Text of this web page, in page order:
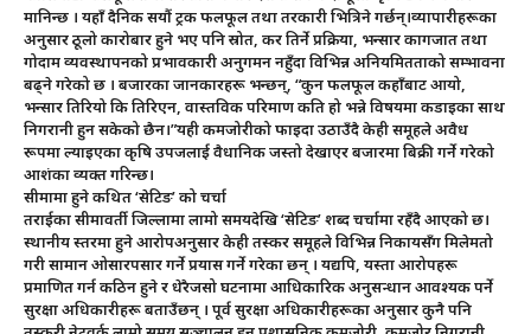
मानिन्छ । यहाँ दैनिक सयौं ट्रक फलफूल तथा तरकारी भित्रिने गर्छन्।व्यापारीहरूका
अनुसार ठूलो कारोबार हुने भए पनि स्रोत, कर तिर्ने प्रक्रिया, भन्सार कागजात तथा
गोदाम व्यवस्थापनको प्रभावकारी अनुगमन नहुँदा विभिन्न अनियमितताको सम्भावना
बढ्ने गरेको छ । बजारका जानकारहरू भन्छन्, “कुन फलफूल कहाँबाट आयो,
भन्सार तिरियो कि तिरिएन, वास्तविक परिमाण कति हो भन्ने विषयमा कडाइका साथ
निगरानी हुन सकेको छैन।”यही कमजोरीको फाइदा उठाउँदै केही समूहले अवैध
रूपमा ल्याइएका कृषि उपजलाई वैधानिक जस्तो देखाएर बजारमा बिक्री गर्ने गरेको
आशंका व्यक्त गरिन्छ।
सीमामा हुने कथित ‘सेटिङ’ को चर्चा
तराईका सीमावर्ती जिल्लामा लामो समयदेखि ‘सेटिङ’ शब्द चर्चामा रहँदै आएको छ।
स्थानीय स्तरमा हुने आरोपअनुसार केही तस्कर समूहले विभिन्न निकायसँग मिलेमतो
गरी सामान ओसारपसार गर्ने प्रयास गर्ने गरेका छन् । यद्यपि, यस्ता आरोपहरू
प्रमाणित गर्न कठिन हुने र धेरैजसो घटनामा आधिकारिक अनुसन्धान आवश्यक पर्ने
सुरक्षा अधिकारीहरू बताउँछन् । पूर्व सुरक्षा अधिकारीहरूका अनुसार कुनै पनि